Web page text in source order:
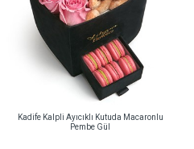
Kadife Kalpli Ayıcıklı Kutuda Macaronlu
Pembe Gül